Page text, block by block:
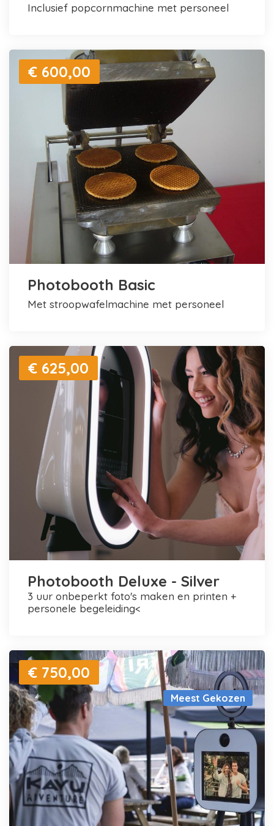
inclusief popcornmachine met personeel
€ 600,00
Photobooth Basic
met stroopwafelmachine met personeel
€ 625,00
Photobooth Deluxe - Silver
3 uur onbeperkt foto's maken en printen +
personele begeleiding<
Meest Gekozen
€ 750,00